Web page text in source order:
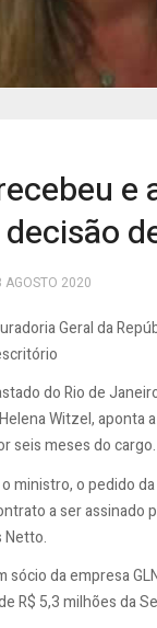
e
AGOSTO 2020
Geral da
do Rio de
Witzel, aponta
seis meses do cargo.
ministro, o pedido
a ser assinado
Netto.
sócio da empresa
R$ 5,3 milhões da